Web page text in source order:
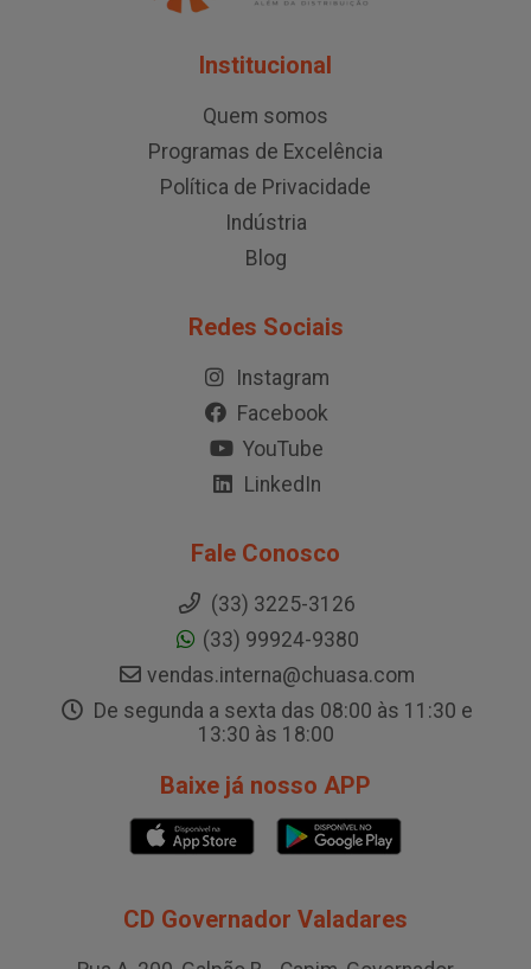
Institucional
Quem somos
Programas de Excelência
Política de Privacidade
Indústria
Blog
Redes Sociais
Instagram
Facebook
YouTube
LinkedIn
Fale Conosco
(33) 3225-3126
(33) 99924-9380
vendas.interna@chuasa.com
De segunda a sexta das 08:00 às 11:30 e
13:30 às 18:00
Baixe já nosso APP
CD Governador Valadares